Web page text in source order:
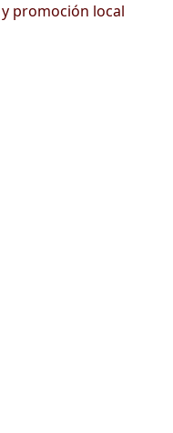
promoción local